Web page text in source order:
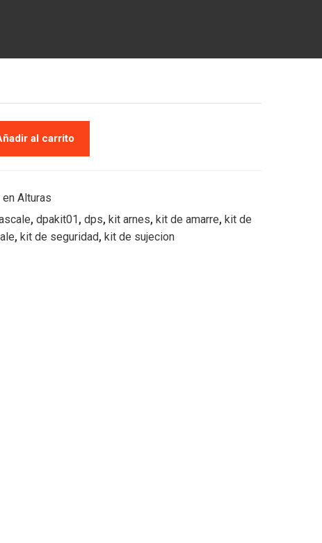
al carrito
Alturas
, dpakit01, dps, kit arnes, kit de amarre, kit de
, kit de seguridad, kit de sujecion